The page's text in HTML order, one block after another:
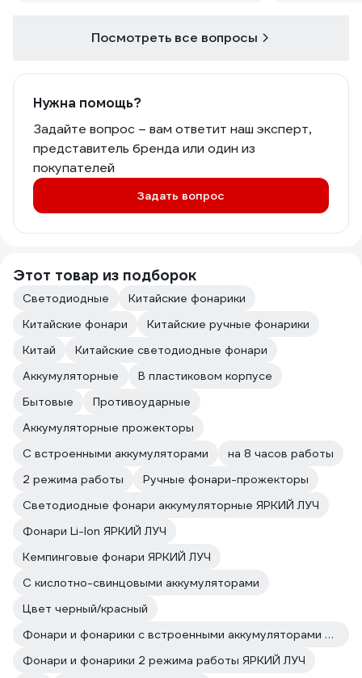
Посмотреть все вопросы
Нужна помощь?
Задайте вопрос – вам ответит наш эксперт,
представитель бренда или один из
покупателей
Задать вопрос
Этот товар из подборок
Светодиодные
Китайские фонарики
Китайские фонари
Китайские ручные фонарики
Китай
Китайские светодиодные фонари
Аккумуляторные
В пластиковом корпусе
Бытовые
Противоударные
Аккумуляторные прожекторы
С встроенными аккумуляторами
на 8 часов работы
2 режима работы
Ручные фонари-прожекторы
Светодиодные фонари аккумуляторные ЯРКИЙ ЛУЧ
Фонари Li-Ion ЯРКИЙ ЛУЧ
Кемпинговые фонари ЯРКИЙ ЛУЧ
С кислотно-свинцовыми аккумуляторами
Цвет черный/красный
Фонари и фонарики с встроенными аккумуляторами ЯРКИЙ ЛУЧ
Фонари и фонарики 2 режима работы ЯРКИЙ ЛУЧ